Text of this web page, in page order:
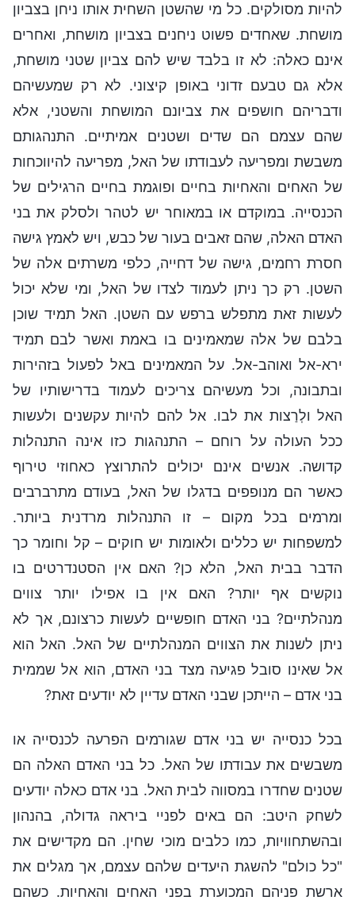
להיות מסולקים. כל מי שהשטן השחית אותו ניחן בצביון
מושחת. שאחדים פשוט ניחנים בצביון מושחת, ואחרים
אינם כאלה: לא זו בלבד שיש להם צביון שטני מושחת,
אלא גם טבעם זדוני באופן קיצוני. לא רק שמעשיהם
ודבריהם חושפים את צביונם המושחת והשטני, אלא
שהם עצמם הם שדים ושטנים אמיתיים. התנהגותם
משבשת ומפריעה לעבודתו של האל, מפריעה להיווכחות
של האחים והאחיות בחיים ופוגמת בחיים הרגילים של
הכנסייה. במוקדם או במאוחר יש לטהר ולסלק את בני
האדם האלה, שהם זאבים בעור של כבש, ויש לאמץ גישה
חסרת רחמים, גישה של דחייה, כלפי משרתים אלה של
השטן. רק כך ניתן לעמוד לצדו של האל, ומי שלא יכול
לעשות זאת מתפלש ברפש עם השטן. האל תמיד שוכן
בלבם של אלה שמאמינים בו באמת ואשר לבם תמיד
ירא-אל ואוהב-אל. על המאמינים באל לפעול בזהירות
ובתבונה, וכל מעשיהם צריכים לעמוד בדרישותיו של
האל ולְרַצות את לבו. אל להם להיות עקשנים ולעשות
ככל העולה על רוחם – התנהגות כזו אינה התנהלות
קדושה. אנשים אינם יכולים להתרוצץ כאחוזי טירוף
כאשר הם מנופפים בדגלו של האל, בעודם מתרברבים
ומרמים בכל מקום – זו התנהלות מרדנית ביותר.
למשפחות יש כללים ולאומות יש חוקים – קל וחומר כך
הדבר בבית האל, הלא כן? האם אין הסטנדרטים בו
נוקשים אף יותר? האם אין בו אפילו יותר צווים
מנהלתיים? בני האדם חופשיים לעשות כרצונם, אך לא
ניתן לשנות את הצווים המנהלתיים של האל. האל הוא
אל שאינו סובל פגיעה מצד בני האדם, הוא אל שממית
בני אדם – הייתכן שבני האדם עדיין לא יודעים זאת?
בכל כנסייה יש בני אדם שגורמים הפרעה לכנסייה או
משבשים את עבודתו של האל. כל בני האדם האלה הם
שטנים שחדרו במסווה לבית האל. בני אדם כאלה יודעים
לשחק היטב: הם באים לפניי ביראה גדולה, בהנהון
ובהשתחוויות, כמו כלבים מוכי שחין. הם מקדישים את
"כל כולם" להשגת היעדים שלהם עצמם, אך מגלים את
ארשת פניהם המכוערת בפני האחים והאחיות. כשהם